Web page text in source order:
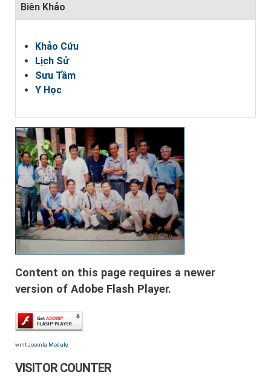
Biên Khảo
Khảo Cứu
Lịch Sử
Sưu Tầm
Y Học
Content on this page requires a newer
version of Adobe Flash Player.
wmt Joomla Module
VISITOR COUNTER